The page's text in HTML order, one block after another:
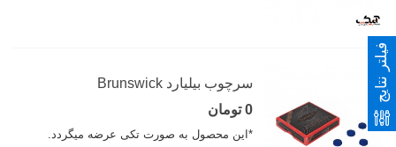
سرچوب بیلیارد Brunswick
0 تومان
*این محصول به صورت تکی عرضه میگردد.
فیلتر نتایج